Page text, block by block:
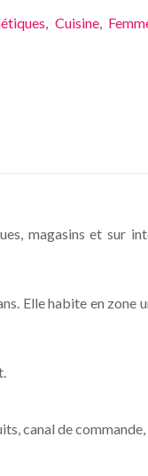
, Cuisine,
magasins et sur
Elle habite en
canal de